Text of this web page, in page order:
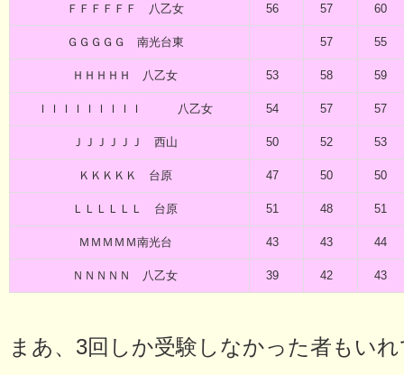
ＦＦＦＦＦＦ 八乙女 56 57 60
ＧＧＧＧＧ 南光台東 57 55
ＨＨＨＨＨ 八乙女 53 58 59
ＩＩＩＩＩＩＩＩＩ 八乙女 54 57 57
ＪＪＪＪＪＪ 西山 50 52 53
ＫＫＫＫＫ 台原 47 50 50
ＬＬＬＬＬＬ 台原 51 48 51
ＭＭＭＭＭ南光台 43 43 44
ＮＮＮＮＮ 八乙女 39 42 43
まあ、3回しか受験しなかった者もい